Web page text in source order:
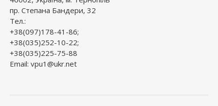
пр. Степана Бандери, 32
Тел.:
+38(097)178-41-86;
+38(035)252-10-22;
+38(035)225-75-88
Email: vpu1@ukr.net